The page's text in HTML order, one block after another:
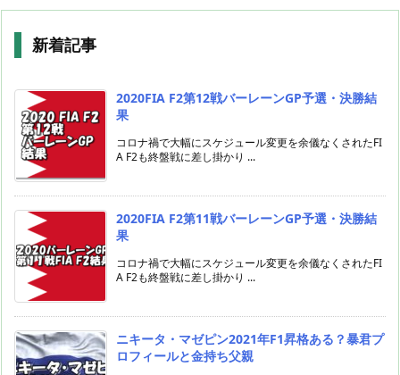
新着記事
2020FIA F2第12戦バーレーンGP予選・決勝結
果
コロナ禍で大幅にスケジュール変更を余儀なくされたFI
A F2も終盤戦に差し掛かり ...
2020FIA F2第11戦バーレーンGP予選・決勝結
果
コロナ禍で大幅にスケジュール変更を余儀なくされたFI
A F2も終盤戦に差し掛かり ...
ニキータ・マゼピン2021年F1昇格ある？暴君プ
ロフィールと金持ち父親